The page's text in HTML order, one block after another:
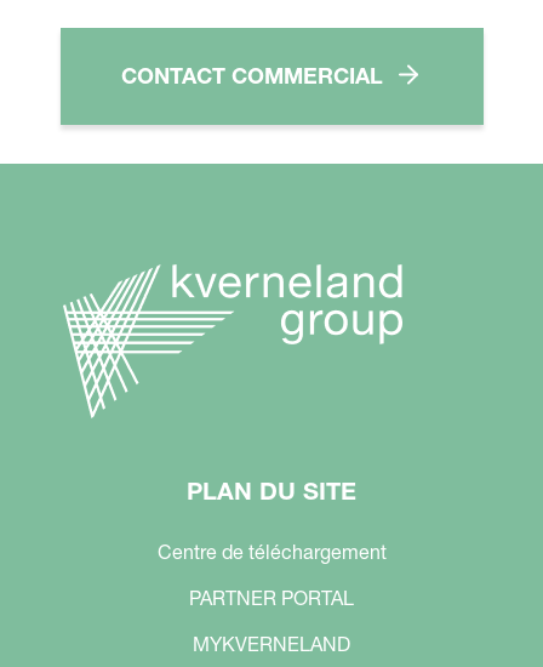
CONTACT COMMERCIAL
PLAN DU SITE
Centre de téléchargement
PARTNER PORTAL
MYKVERNELAND